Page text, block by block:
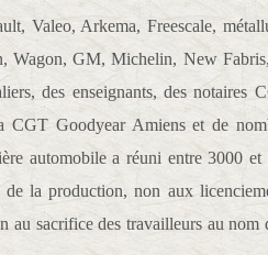
Valeo, Arkema, Freescale,
Wagon, GM, Michelin, New
des enseignants, des
CGT Goodyear Amiens et de
automobile a réuni entre 3000
de la production, non aux
au sacrifice des travailleurs au